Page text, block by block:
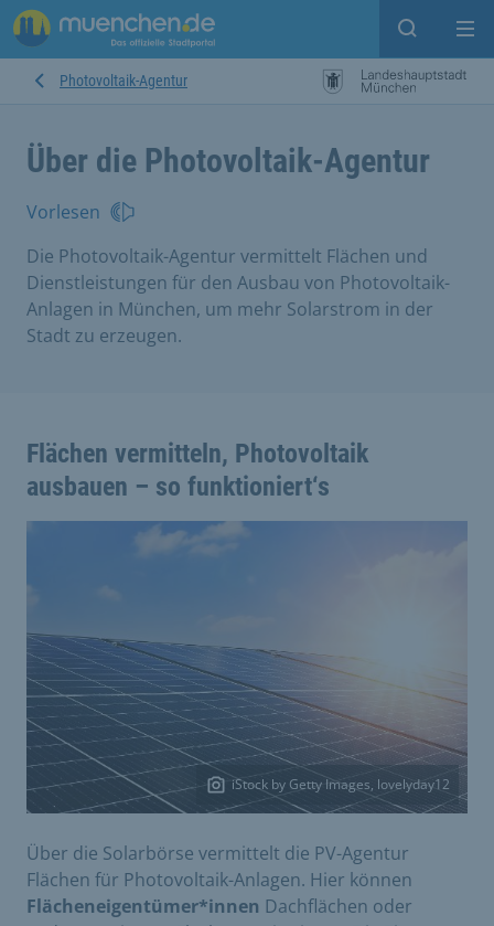
Suche
Photovoltaik-Agentur
Über die Photovoltaik-Agentur
Vorlesen
Die Photovoltaik-Agentur vermittelt Flächen und
Dienstleistungen für den Ausbau von Photovoltaik-
Anlagen in München, um mehr Solarstrom in der
Stadt zu erzeugen.
Flächen vermitteln, Photovoltaik
ausbauen – so funktioniert‘s
iStock by Getty Images, lovelyday12
Über die Solarbörse vermittelt die PV-Agentur
Flächen für Photovoltaik-Anlagen. Hier können
Flächeneigentümer*innen Dachflächen oder